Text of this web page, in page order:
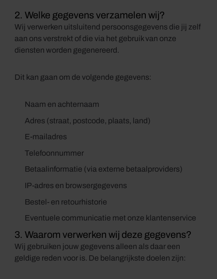
2. Welke gegevens verzamelen wij?
Wij verwerken uitsluitend persoonsgegevens die jij zelf
aan ons verstrekt of die via het gebruik van onze
diensten worden gegenereerd.
Dit kan gaan om de volgende gegevens:
Naam en achternaam
Adres (straat, postcode, plaats, land)
E-mailadres
Telefoonnummer
Betaalinformatie (via externe betaalproviders)
IP-adres en browsergegevens
Bestel- en retourhistorie
Eventuele communicatie met onze klantenservice
3. Waarom verwerken wij deze gegevens?
Wij gebruiken jouw gegevens alleen als daar een
geldige reden voor is. De belangrijkste doelen zijn: